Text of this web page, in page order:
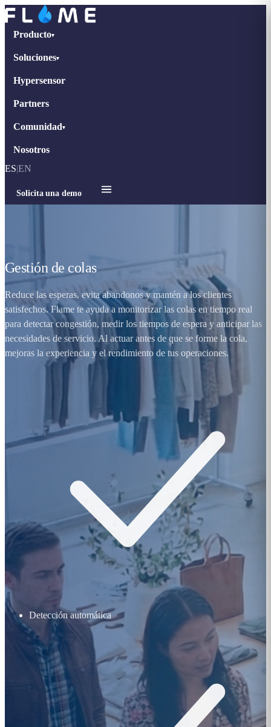
Producto▾
Soluciones▾
Hypersensor
Partners
Comunidad▾
Nosotros
ES|EN
Solicita una demo
Gestión de colas
Reduce las esperas, evita abandonos y mantén a los clientes
satisfechos. Flame te ayuda a monitorizar las colas en tiempo real
para detectar congestión, medir los tiempos de espera y anticipar las
necesidades de servicio. Al actuar antes de que se forme la cola,
mejoras la experiencia y el rendimiento de tus operaciones.
Detección automática